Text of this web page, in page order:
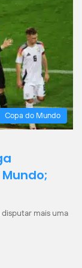
Copa do Mundo
mais uma